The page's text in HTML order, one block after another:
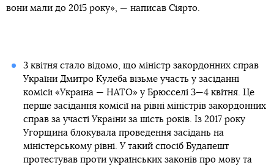
вони мали до 2015 року», — написав Сіярто.
3 квітня стало відомо, що міністр закордонних справ
України Дмитро Кулеба візьме участь у засіданні
комісії «Україна — НАТО» у Брюсселі 3—4 квітня. Це
перше засідання комісії на рівні міністрів закордонних
справ за участі України за шість років. Із 2017 року
Угорщина блокувала проведення засідань на
міністерському рівні. У такий спосіб Будапешт
протестував проти українських законів про мову та